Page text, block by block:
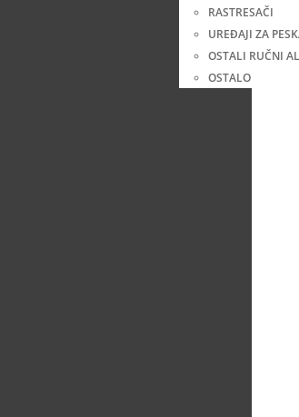
RASTRESAČI
UREĐAJI ZA
OSTALI RUČNI
OSTALO